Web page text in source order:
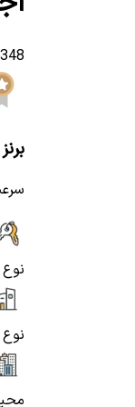
348
برنز
نوع